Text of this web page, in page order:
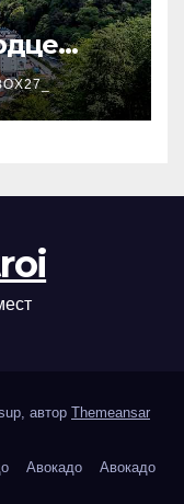
автор Themeansar
Авокадо Авокадо